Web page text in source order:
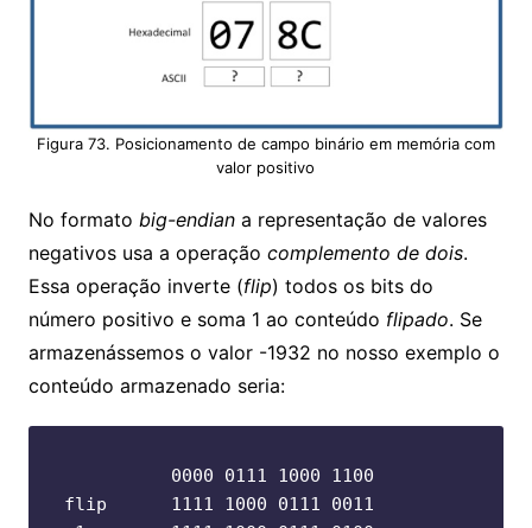
Figura 73. Posicionamento de campo binário em memória com
valor positivo
No formato big-endiana representação de valores
negativos usa a operação complemento de dois.
Essa operação inverte (flip) todos os bits do
número positivo e soma 1 ao conteúdo flipado. Se
armazenássemos o valor -1932 no nosso exemplo o
conteúdo armazenado seria:
          0000 0111 1000 1100
flip      1111 1000 0111 0011